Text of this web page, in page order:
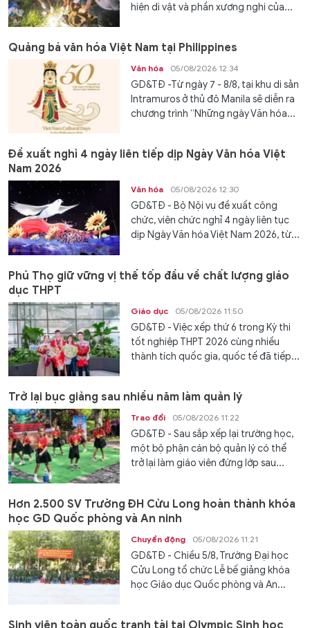
hiện di vật và phần xương nghi của...
Quảng bá văn hóa Việt Nam tại Philippines
Văn hóa 05/08/2026 12:34
GD&TĐ -Từ ngày 7 - 8/8, tại khu di sản
Intramuros ở thủ đô Manila sẽ diễn ra
chương trình “Những ngày Văn hóa...
Đề xuất nghỉ 4 ngày liên tiếp dịp Ngày Văn hóa Việt
Nam 2026
Văn hóa 05/08/2026 12:30
GD&TĐ - Bộ Nội vụ đề xuất công
chức, viên chức nghỉ 4 ngày liên tục
dịp Ngày Văn hóa Việt Nam 2026, từ...
Phú Thọ giữ vững vị thế tốp đầu về chất lượng giáo
dục THPT
Giáo dục 05/08/2026 11:50
GD&TĐ - Việc xếp thứ 6 trong Kỳ thi
tốt nghiệp THPT 2026 cùng nhiều
thành tích quốc gia, quốc tế đã tiếp...
Trở lại bục giảng sau nhiều năm làm quản lý
Trao đổi 05/08/2026 11:22
GD&TĐ - Sau sắp xếp lại trường học,
một bộ phận cán bộ quản lý có thể
trở lại làm giáo viên đứng lớp sau...
Hơn 2.500 SV Trường ĐH Cửu Long hoàn thành khóa
học GD Quốc phòng và An ninh
Chuyển động 05/08/2026 11:21
GD&TĐ - Chiều 5/8, Trường Đại học
Cửu Long tổ chức Lễ bế giảng khóa
học Giáo dục Quốc phòng và An...
Sinh viên toàn quốc tranh tài tại Olympic Sinh học